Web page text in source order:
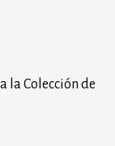
la Colección de